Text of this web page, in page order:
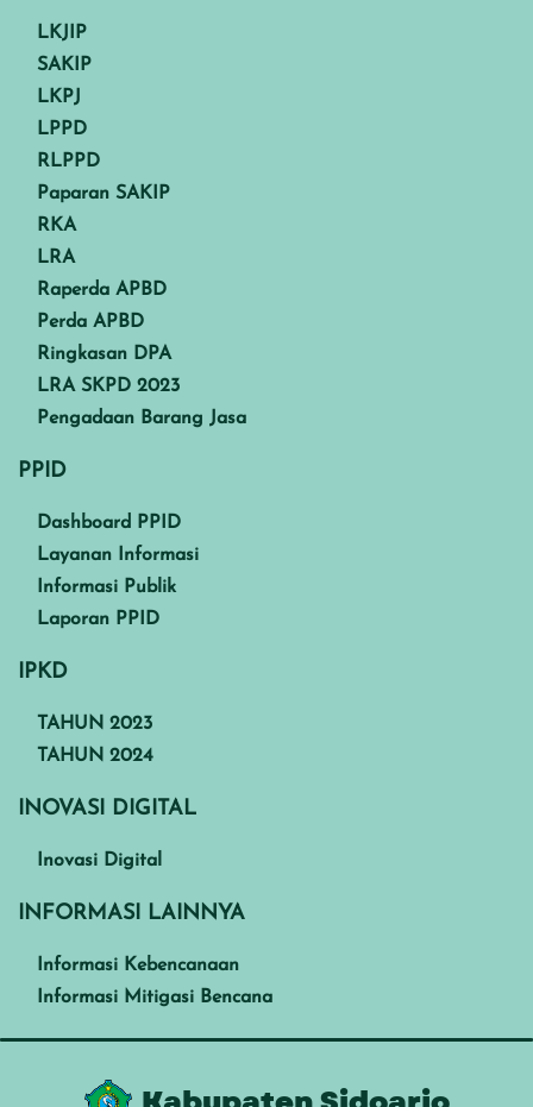
LKJIP
SAKIP
LKPJ
LPPD
RLPPD
Paparan SAKIP
RKA
LRA
Raperda APBD
Perda APBD
Ringkasan DPA
LRA SKPD 2023
Pengadaan Barang Jasa
PPID
Dashboard PPID
Layanan Informasi
Informasi Publik
Laporan PPID
IPKD
TAHUN 2023
TAHUN 2024
INOVASI DIGITAL
Inovasi Digital
INFORMASI LAINNYA
Informasi Kebencanaan
Informasi Mitigasi Bencana